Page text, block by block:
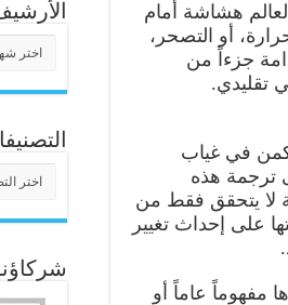
هشاشة أمام
أو التصحر،
جزءاً من
تقليدي.
في غياب
ترجمة هذه
لا يتحقق فقط من
على إحداث تغيير
مفهوماً عاماً أو